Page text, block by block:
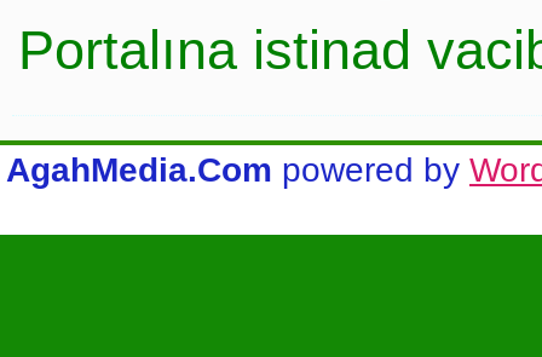
Portalına istinad
AgahMedia.Com powered by